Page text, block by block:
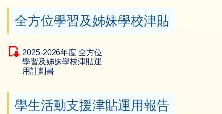
全方位學習及姊妹學校津貼
2025-2026年度 全方位
學習及姊妹學校津貼運
用計劃書
學生活動支援津貼運用報告